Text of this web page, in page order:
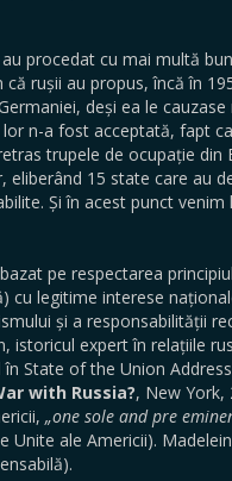
procedat cu mai multă
rușii au propus, încă în
deși ea le
n-a fost acceptată, fapt
trupele de ocupație
eliberând 15 state care au
Și în acest punct
pe respectarea
cu legitime interese
și a responsabilității
istoricul expert în relațiile
State of the Union
with Russia?, New York,
„one sole and pre
Unite ale Americii).